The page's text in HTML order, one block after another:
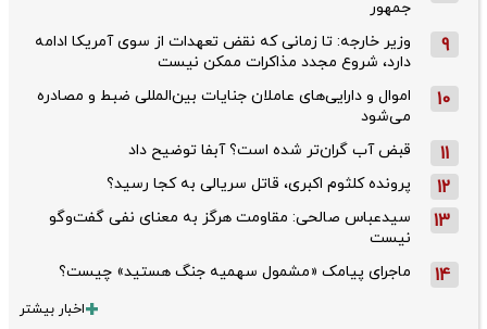
جمهور
9
وزیر خارجه: تا زمانی که نقض تعهدات از سوی آمریکا ادامه
دارد، شروع مجدد مذاکرات ممکن نیست
10
اموال و دارایی‌های عاملان جنایات بین‌المللی ضبط و مصادره
می‌شود
11 قبض آب گران‌تر شده است؟ آبفا توضیح داد
12 پرونده کلثوم اکبری، قاتل سریالی به کجا رسید؟
13
سیدعباس صالحی: مقاومت هرگز به معنای نفی گفت‌وگو
نیست
14 ماجرای پیامک «مشمول سهمیه جنگ هستید» چیست؟
اخبار بیشتر